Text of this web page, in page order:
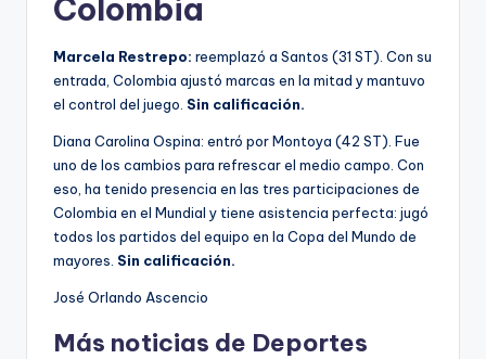
Colombia
Marcela Restrepo: reemplazó a Santos (31 ST). Con su
entrada, Colombia ajustó marcas en la mitad y mantuvo
el control del juego. Sin calificación.
Diana Carolina Ospina: entró por Montoya (42 ST). Fue
uno de los cambios para refrescar el medio campo. Con
eso, ha tenido presencia en las tres participaciones de
Colombia en el Mundial y tiene asistencia perfecta: jugó
todos los partidos del equipo en la Copa del Mundo de
mayores. Sin calificación.
José Orlando Ascencio
Más noticias de Deportes